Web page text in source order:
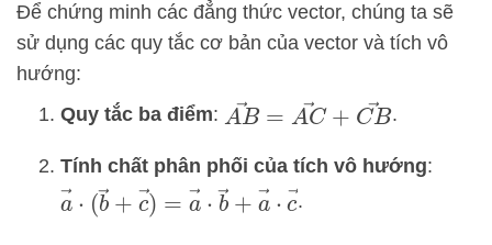
Để chứng minh các đẳng thức vector, chúng ta sẽ
sử dụng các quy tắc cơ bản của vector và tích vô
hướng:
Quy tắc ba điểm: AB→= AC → +CB
.
Tính chất phân phối của tích vô hướng:
a →⋅( b→+ c→ )=a→⋅b →
.